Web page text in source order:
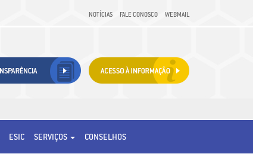
NOTÍCIAS FALE CONOSCO WEBMAIL
ESIC SERVIÇOS CONSELHOS